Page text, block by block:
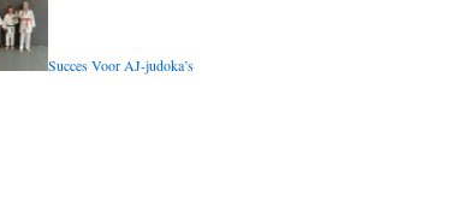
Succes Voor AJ-judoka’s